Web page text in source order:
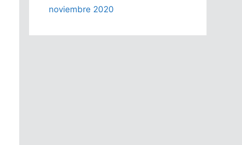
noviembre 2020